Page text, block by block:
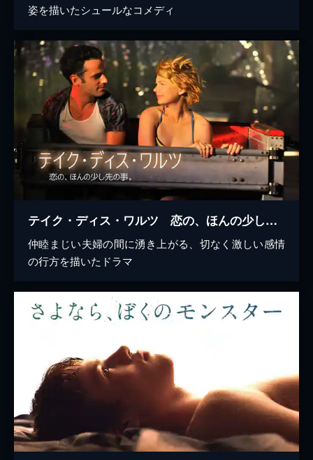
姿を描いたシュールなコメディ
テイク・ディス・ワルツ 恋の、ほんの少し先の事。
仲睦まじい夫婦の間に湧き上がる、切なく激しい感情
の行方を描いたドラマ